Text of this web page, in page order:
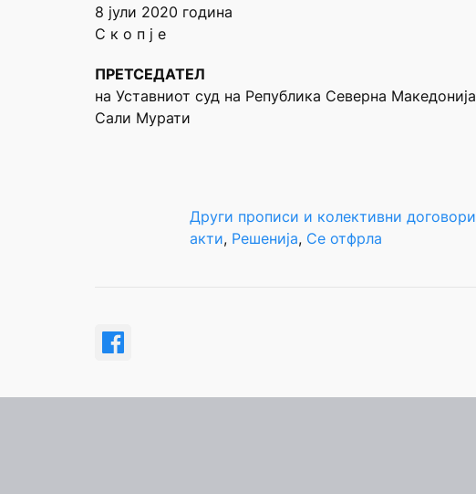
8 јули 2020 година
С к о п ј е
ПРЕТСЕДАТЕЛ
на Уставниот суд на Република Северна Македонија
Сали Мурати
Други прописи и колективни договори
акти, Решенија, Се отфрла